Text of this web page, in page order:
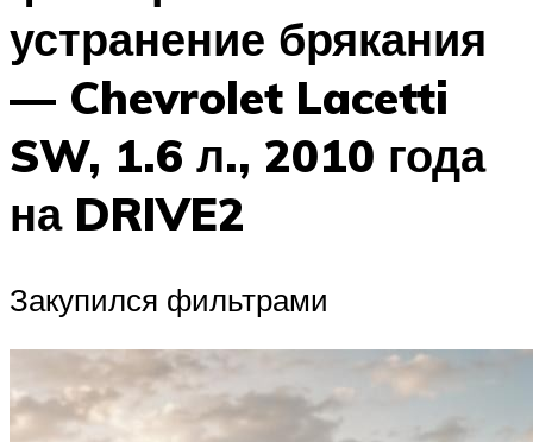
устранение брякания
— Chevrolet Lacetti
SW, 1.6 л., 2010 года
на DRIVE2
Закупился фильтрами